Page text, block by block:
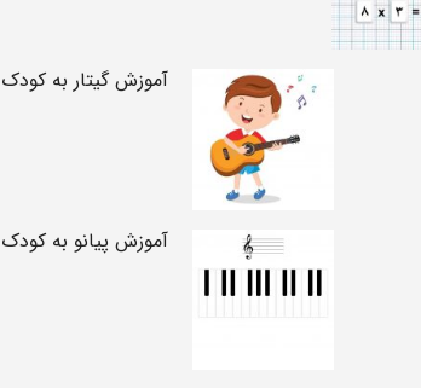
آموزش گیتار به کودک
آموزش پیانو به کودک